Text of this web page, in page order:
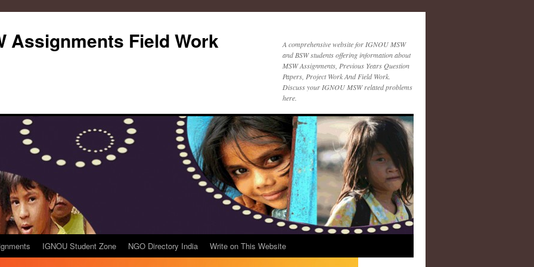
Assignments Field Work
A comprehensive website for IGNOU MSW
and BSW students offering information about
MSW Assignments, Previous Years Question
Papers, Project Work And Field Work.
Discuss your IGNOU MSW related problems
here.
IGNOU Student Zone NGO Directory India Write on This Website